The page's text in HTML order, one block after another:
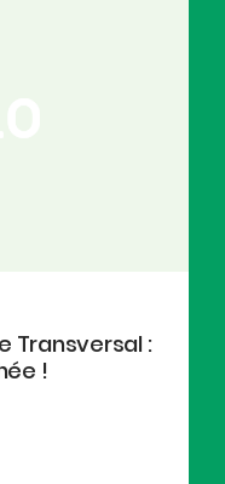
Transversal :
!